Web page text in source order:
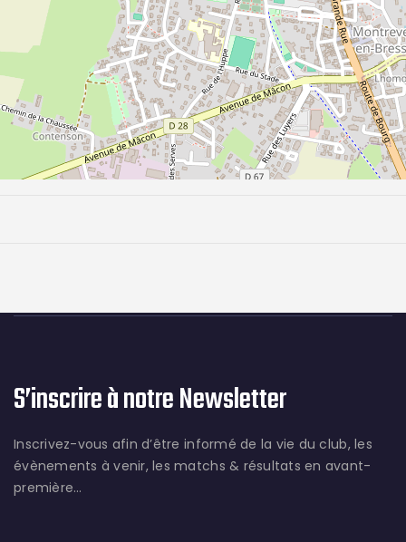
S’inscrire à notre Newsletter
Inscrivez-vous afin d’être informé de la vie du club, les
évènements à venir, les matchs & résultats en avant-
première…